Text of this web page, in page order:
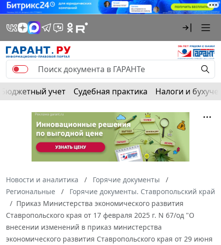
Бюджетный учет Судебная практика Налоги и
Новости и аналитика
Горячие документы
Региональные
Горячие документы. Ставропольский край
Приказ Министерства экономического развития
Ставропольского края от 17 февраля 2025 г. N 67/од "О
внесении изменений в приказ министерства
экономического развития Ставропольского края от 29 июня